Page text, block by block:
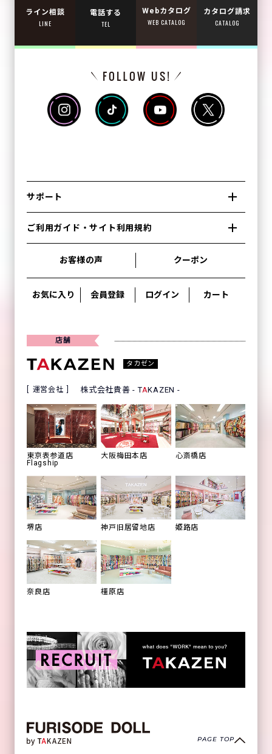
ライン相談
LINE
電話する
TEL
Webカタログ
WEB CATALOG
カタログ請求
CATALOG
サポート
ご利用ガイド・サイト利用規約
お客様の声 クーポン
お気に入り 会員登録 ログイン カート
店舗
タカゼン
運営会社 株式会社貴善 - TAKAZEN -
東京表参道店
Flagship
大阪梅田本店 心斎橋店
堺店 神戸旧居留地店 姫路店
奈良店 橿原店
PAGE TOP